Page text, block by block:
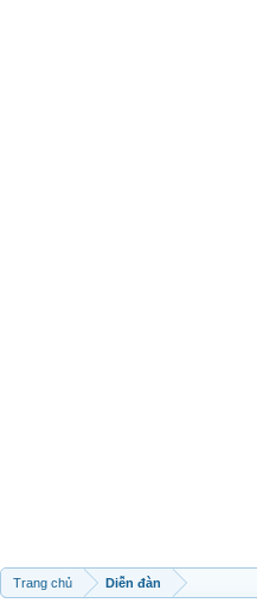
Trang chủ Diễn đàn